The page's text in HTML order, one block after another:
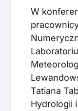
W
Tatiana
Hydrologii